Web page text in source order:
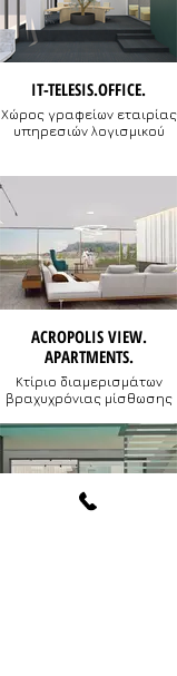
IT-TELESIS.OFFICE.
Χώρος γραφείων εταιρίας
υπηρεσιών λογισμικού
ACROPOLIS VIEW.
APARTMENTS.
Κτίριο διαμερισμάτων
βραχυχρόνιας μίσθωσης